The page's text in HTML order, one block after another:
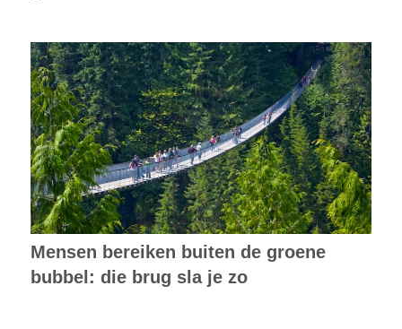
Mensen bereiken buiten de groene
bubbel: die brug sla je zo